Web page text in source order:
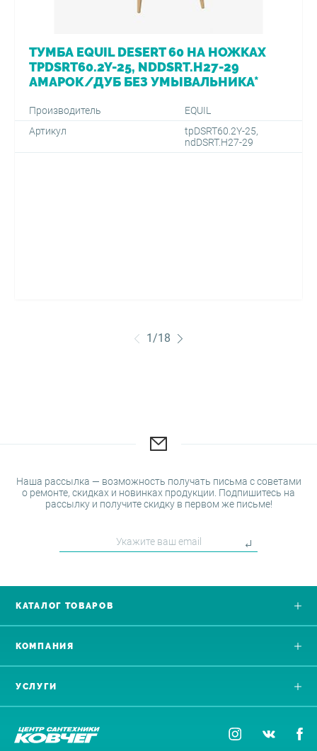
ТУМБА EQUIL DESERT 60 НА НОЖКАХ
TPDSRT60.2Y-25, NDDSRT.H27-29
АМАРОК/ДУБ БЕЗ УМЫВАЛЬНИКА*
Производитель
EQUIL
Артикул
tpDSRT60.2Y-25,
ndDSRT.H27-29
1/18
Наша рассылка — возможность получать письма с советами
о ремонте, скидках и новинках продукции. Подпишитесь на
рассылку и получите скидку в первом же письме!
КАТАЛОГ ТОВАРОВ
УСЛУГИ
КОМПАНИЯ